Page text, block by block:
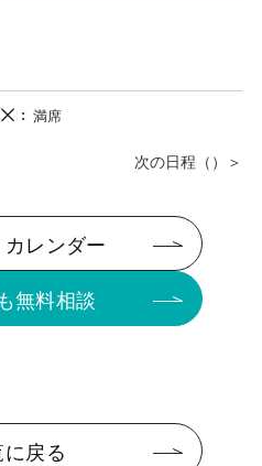
満席
レンダー
無料相談
戻る